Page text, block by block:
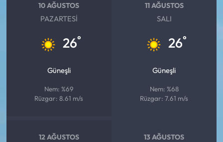
10 AĞUSTOS
PAZARTESI
26°
Güneşli
Nem: %69
Rüzgar: 8.61 m/s
11 AĞUSTOS
SALI
26°
Güneşli
Nem: %68
Rüzgar: 7.61 m/s
12 AĞUSTOS 13 AĞUSTOS